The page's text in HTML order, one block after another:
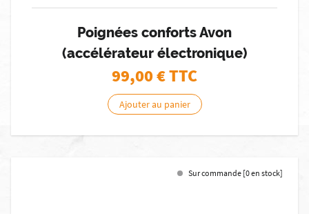
Poignées conforts Avon
(accélérateur électronique)
99,00€ TTC
Ajouter au panier
Sur commande [0 en stock]